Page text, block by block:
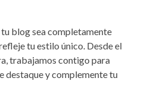
blog sea completamente
tu estilo único. Desde el
trabajamos contigo para
destaque y complemente tu